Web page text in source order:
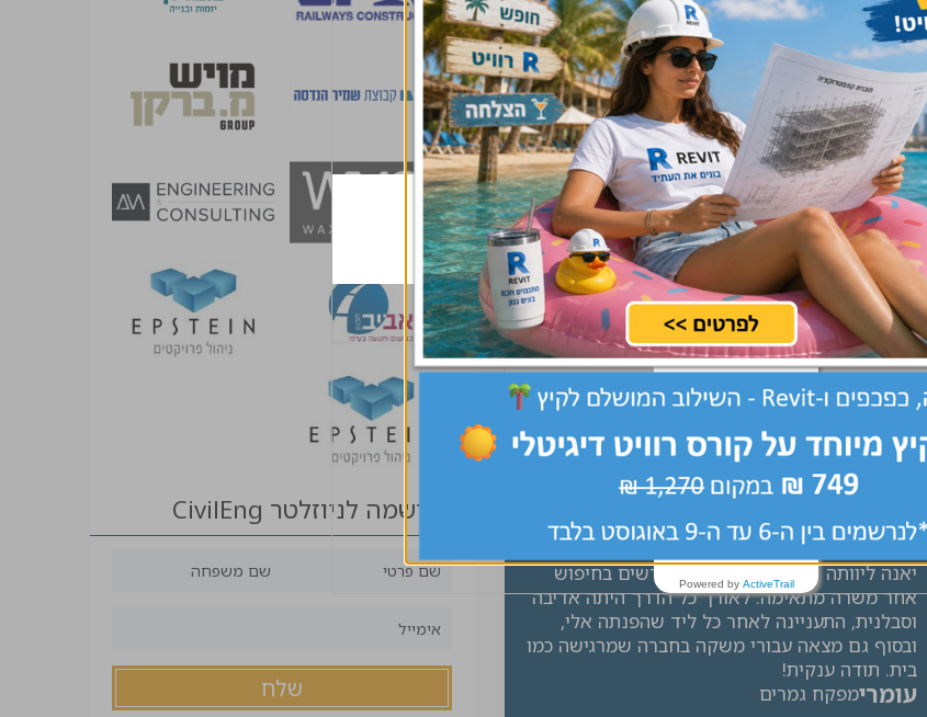
מרכז, שרון שלח קורות חיים
מרכז, שרון, שפלה שלח קורות חיים
יאנה ליוותה אותי במשך מספר חודשים בחיפוש
אחר משרה מתאימה. לאורך כל הדרך היתה אדיבה
וסבלנית, התעניינה לאחר כל ליד שהפנתה אלי,
ובסוף גם מצאה עבורי משקה בחברה שמרגישה כמו
בית. תודה ענקית!
עומרימפקח גמרים
הרשמה לניוזלטר CivilEng
Powered by ActiveTrail